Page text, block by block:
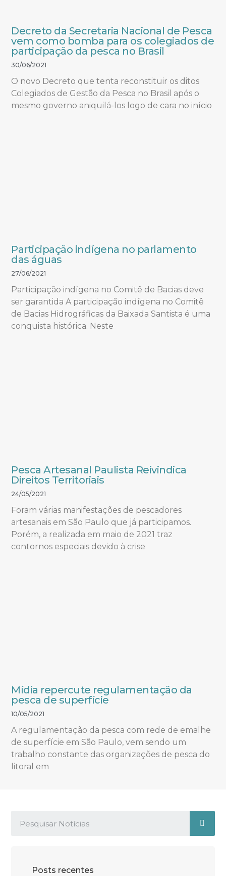
Decreto da Secretaria Nacional de Pesca
vem como bomba para os colegiados de
participação da pesca no Brasil
30/06/2021
O novo Decreto que tenta reconstituir os ditos
Colegiados de Gestão da Pesca no Brasil após o
mesmo governo aniquilá-los logo de cara no início
Participação indígena no parlamento
das águas
27/06/2021
Participação indígena no Comitê de Bacias deve
ser garantida A participação indígena no Comitê
de Bacias Hidrográficas da Baixada Santista é uma
conquista histórica. Neste
Pesca Artesanal Paulista Reivindica
Direitos Territoriais
24/05/2021
Foram várias manifestações de pescadores
artesanais em São Paulo que já participamos.
Porém, a realizada em maio de 2021 traz
contornos especiais devido à crise
Mídia repercute regulamentação da
pesca de superfície
10/05/2021
A regulamentação da pesca com rede de emalhe
de superfície em São Paulo, vem sendo um
trabalho constante das organizações de pesca do
litoral em
Posts recentes